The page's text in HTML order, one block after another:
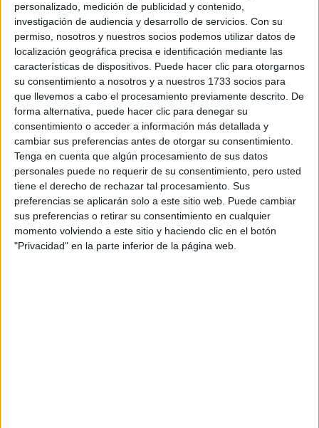
personalizado, medición de publicidad y contenido,
investigación de audiencia y desarrollo de servicios. Con su
permiso, nosotros y nuestros socios podemos utilizar datos de
localización geográfica precisa e identificación mediante las
características de dispositivos. Puede hacer clic para otorgarnos
su consentimiento a nosotros y a nuestros 1733 socios para
que llevemos a cabo el procesamiento previamente descrito. De
forma alternativa, puede hacer clic para denegar su
consentimiento o acceder a información más detallada y
cambiar sus preferencias antes de otorgar su consentimiento.
Tenga en cuenta que algún procesamiento de sus datos
personales puede no requerir de su consentimiento, pero usted
tiene el derecho de rechazar tal procesamiento. Sus
preferencias se aplicarán solo a este sitio web. Puede cambiar
sus preferencias o retirar su consentimiento en cualquier
momento volviendo a este sitio y haciendo clic en el botón
"Privacidad" en la parte inferior de la página web.
Soy:*
Chico
Chica
¿En qué año terminas (o terminaste) bachillerato o FP?
Soy estudiante de:*
Términos y Condiciones de Uso
Aceptolos Términos y Condicionesde uso*